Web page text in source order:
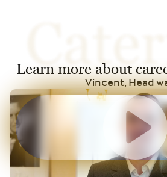
Learn more about
Vincent, Head